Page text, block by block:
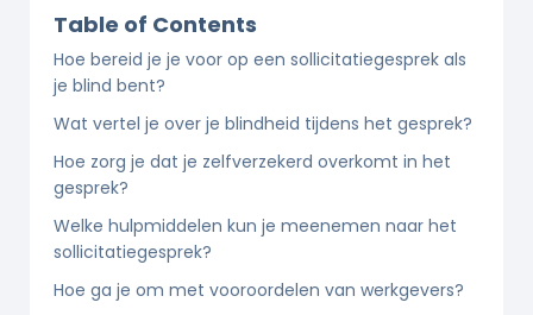
Table of Contents
Hoe bereid je je voor op een sollicitatiegesprek als
je blind bent?
Wat vertel je over je blindheid tijdens het gesprek?
Hoe zorg je dat je zelfverzekerd overkomt in het
gesprek?
Welke hulpmiddelen kun je meenemen naar het
sollicitatiegesprek?
Hoe ga je om met vooroordelen van werkgevers?